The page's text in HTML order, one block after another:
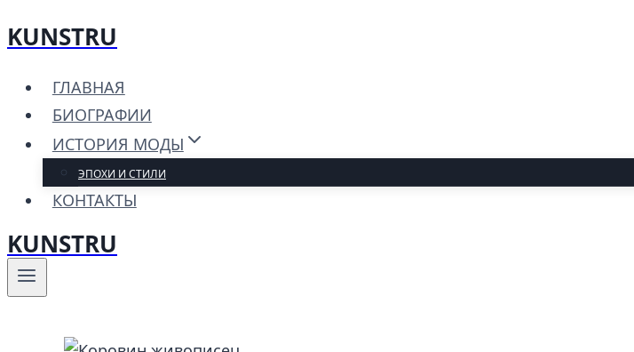
Перейти
содержимому
KUNSTRU
ГЛАВНАЯ
БИОГРАФИИ
ИСТОРИЯ МОДЫ
ЭПОХИ И СТИЛИ
КОНТАКТЫ
KUNSTRU